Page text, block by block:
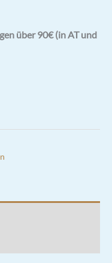
über 90€ (in AT und